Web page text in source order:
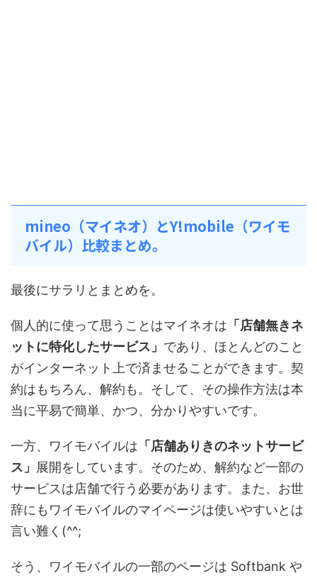
mineo（マイネオ）とY!mobile（ワイモ
バイル）比較まとめ。
最後にサラリとまとめを。
個人的に使って思うことはマイネオは 「店舗無きネ
ットに特化したサービス」 であり、ほとんどのこと
がインターネット上で済ませることができます。契
約はもちろん、解約も。そして、その操作方法は本
当に平易で簡単、かつ、分かりやすいです。
一方、ワイモバイルは 「店舗ありきのネットサービ
ス」 展開をしています。そのため、解約など一部の
サービスは店舗で行う必要があります。また、お世
辞にもワイモバイルのマイページは使いやすいとは
言い難く(^^;
そう、ワイモバイルの一部のページは Softbank や